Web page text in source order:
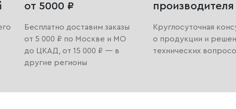
от 5000 ₽
Бесплатно доставим заказы
от 5 000 ₽ по Москве и МО
до ЦКАД, от 15 000 ₽ — в
другие регионы
Круглосуточная
о продукции и
технических